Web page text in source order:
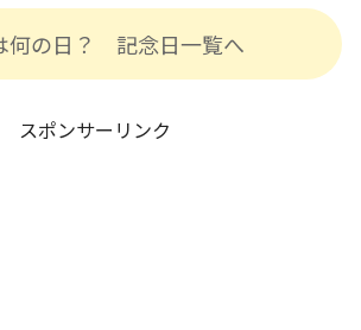
何の日？ 記念日一覧へ
スポンサーリンク